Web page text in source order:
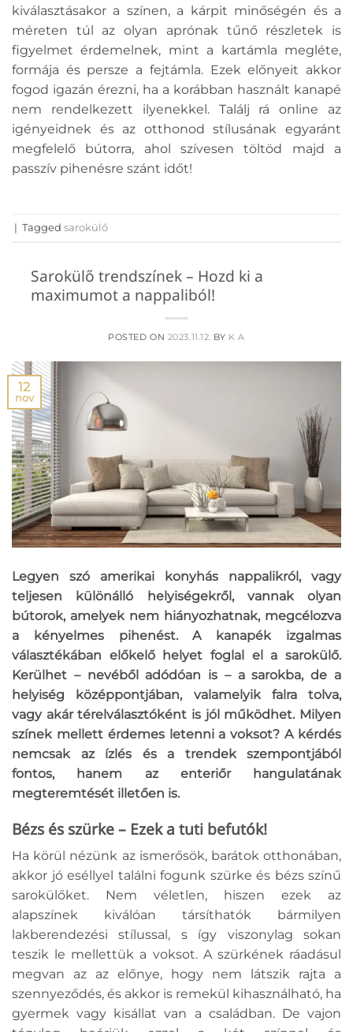
kiválasztásakor a színen, a kárpit minőségén és a
méreten túl az olyan aprónak tűnő részletek is
figyelmet érdemelnek, mint a kartámla megléte,
formája és persze a fejtámla. Ezek előnyeit akkor
fogod igazán érezni, ha a korábban használt kanapé
nem rendelkezett ilyenekkel. Találj rá online az
igényeidnek és az otthonod stílusának egyaránt
megfelelő bútorra, ahol szívesen töltöd majd a
passzív pihenésre szánt időt!
| Tagged sarokülő
Sarokülő trendszínek – Hozd ki a
maximumot a nappaliból!
POSTED ON 2023.11.12. BY K A
12
nov
Legyen szó amerikai konyhás nappalikról, vagy
teljesen különálló helyiségekről, vannak olyan
bútorok, amelyek nem hiányozhatnak, megcélozva
a kényelmes pihenést. A kanapék izgalmas
választékában előkelő helyet foglal el a sarokülő.
Kerülhet – nevéből adódóan is – a sarokba, de a
helyiség középpontjában, valamelyik falra tolva,
vagy akár térelválasztóként is jól működhet. Milyen
színek mellett érdemes letenni a voksot? A kérdés
nemcsak az ízlés és a trendek szempontjából
fontos, hanem az enteriőr hangulatának
megteremtését illetően is.
Bézs és szürke – Ezek a tuti befutók!
Ha körül nézünk az ismerősök, barátok otthonában,
akkor jó eséllyel találni fogunk szürke és bézs színű
sarokülőket. Nem véletlen, hiszen ezek az
alapszínek kiválóan társíthatók bármilyen
lakberendezési stílussal, s így viszonylag sokan
teszik le mellettük a voksot. A szürkének ráadásul
megvan az az előnye, hogy nem látszik rajta a
szennyeződés, és akkor is remekül kihasználható, ha
gyermek vagy kisállat van a családban. De vajon